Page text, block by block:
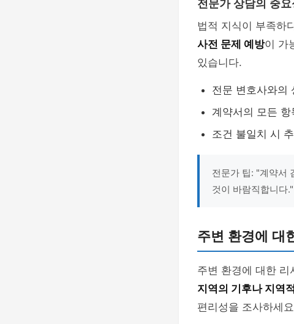
전문가 상담의 중요
법적 지식이 부족하
사전 문제 예방이 가
있습니다.
전문 변호사와의
계약서의 모든 항
조건 불일치 시
전문가 팁: "계약서
것이 바람직합니다."
주변 환경에 대
주변 환경에 대한
지역의 기후나 지역
편리성을 조사하세